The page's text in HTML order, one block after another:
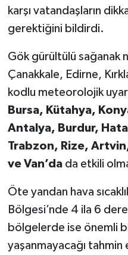
karşı vatandaşların
gerektiğini bildirdi.
Gök gürültülü sağanak
Çanakkale, Edirne,
kodlu meteorolojik
Bursa, Kütahya,
Antalya, Burdur,
Trabzon, Rize,
ve Van’dada etkili
Öte yandan hava
Bölgesi’nde 4 ila 6
bölgelerde ise önemli
yaşanmayacağı tahmin